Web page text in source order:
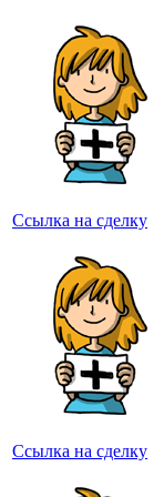
Ссылка на сделку
Ссылка на сделку